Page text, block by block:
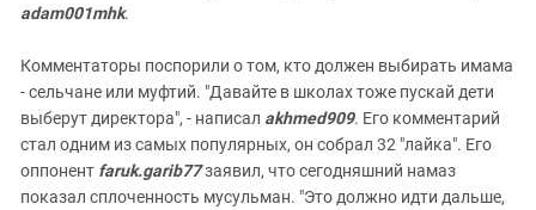
adam001mhk.
Комментаторы поспорили о том, кто должен выбирать имама
- сельчане или муфтий. "Давайте в школах тоже пускай дети
выберут директора", - написал akhmed909. Его комментарий
стал одним из самых популярных, он собрал 32 "лайка". Его
оппонент faruk.garib77заявил, что сегодняшний намаз
показал сплоченность мусульман. "Это должно идти дальше,